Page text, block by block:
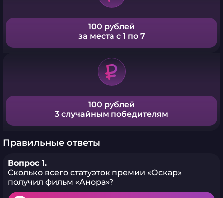
100 рублей
за места с 1 по 7
100 рублей
3 случайным победителям
Правильные ответы
Вопрос 1.
Сколько всего статуэток премии «Оскар»
получил фильм «Анора»?